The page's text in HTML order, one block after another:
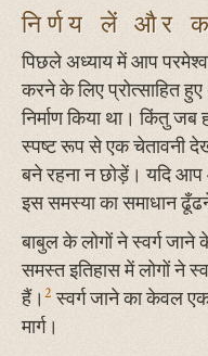
निर्णय लें और
पिछले अध्याय में आप
करने के लिए प्रोत्साहित
निर्माण किया था। किंतु
स्पष्ट रूप से एक चेतावनी
बने रहना न छोड़ें। यदि
इस समस्या का समाधान
बाबुल के लोगों ने स्वर्ग जाने
समस्त इतिहास में लोगों ने
हैं। 2 स्वर्ग जाने का केवल
मार्ग।